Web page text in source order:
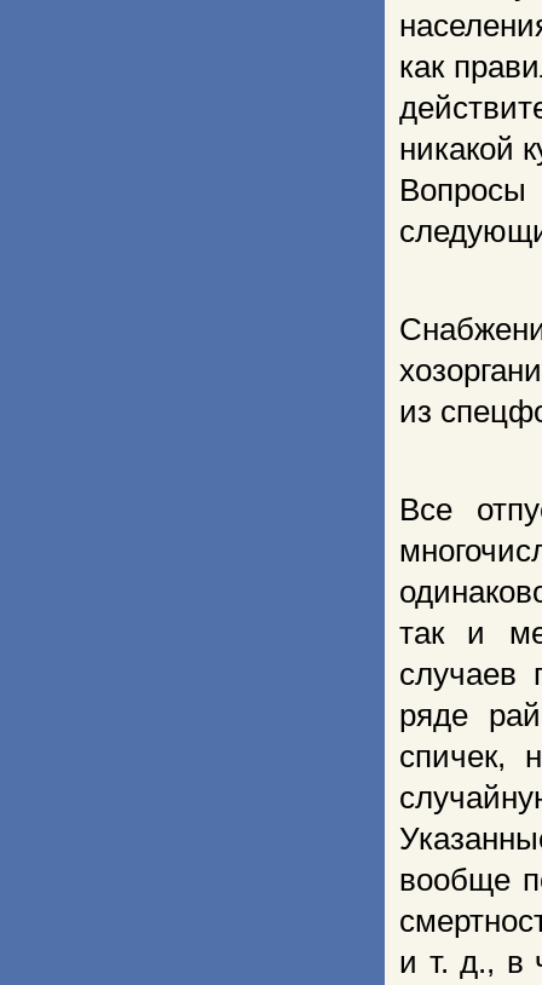
как
никакой
из
Все
так и
случаев
ряде
спичек,
вообще
и т. д., в